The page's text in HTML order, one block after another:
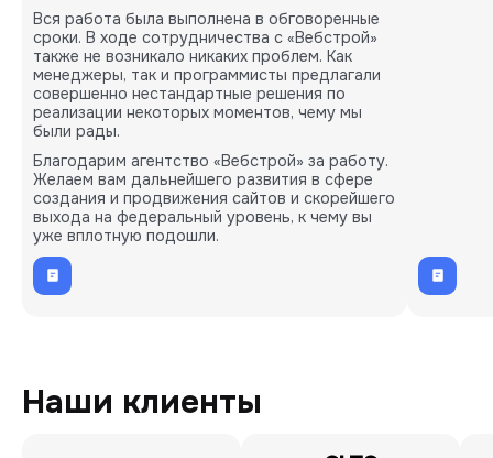
Вся работа была выполнена в обговоренные
сроки. В ходе сотрудничества с «Вебстрой»
также не возникало никаких проблем. Как
менеджеры, так и программисты предлагали
совершенно нестандартные решения по
реализации некоторых моментов, чему мы
были рады.
Благодарим агентство «Вебстрой» за работу.
Желаем вам дальнейшего развития в сфере
создания и продвижения сайтов и скорейшего
выхода на федеральный уровень, к чему вы
уже вплотную подошли.
Наши клиенты